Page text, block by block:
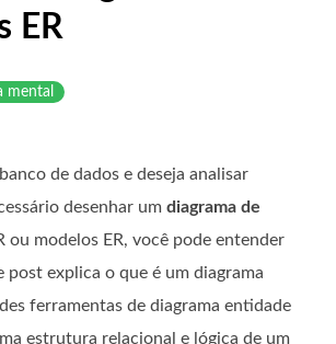
ER
mental
de dados e deseja analisar
desenhar um diagrama de
ou modelos ER, você pode entender
explica o que é um diagrama
ferramentas de diagrama entidade
estrutura relacional e lógica de um